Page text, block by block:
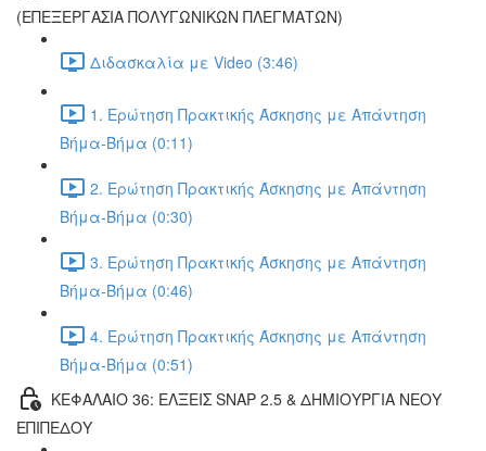
(ΕΠΕΞΕΡΓΑΣΙΑ ΠΟΛΥΓΩΝΙΚΩΝ ΠΛΕΓΜΑΤΩΝ)
Διδασκαλία με Video (3:46)
1. Ερώτηση Πρακτικής Άσκησης με Απάντηση
Βήμα-Βήμα (0:11)
2. Ερώτηση Πρακτικής Άσκησης με Απάντηση
Βήμα-Βήμα (0:30)
3. Ερώτηση Πρακτικής Άσκησης με Απάντηση
Βήμα-Βήμα (0:46)
4. Ερώτηση Πρακτικής Άσκησης με Απάντηση
Βήμα-Βήμα (0:51)
ΚΕΦΑΛΑΙΟ 36: ΕΛΞΕΙΣ SNAP 2.5 & ΔΗΜΙΟΥΡΓΙΑ ΝΕΟΥ
ΕΠΙΠΕΔΟΥ